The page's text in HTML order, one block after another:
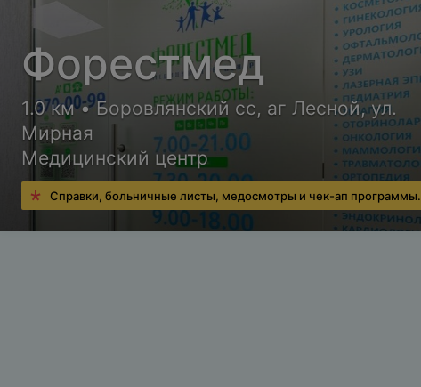
Форестмед
1.0 км • Боровлянский сс, аг Лесной, ул.
Мирная
Медицинский центр
Справки, больничные листы, медосмотры и чек-ап программы.